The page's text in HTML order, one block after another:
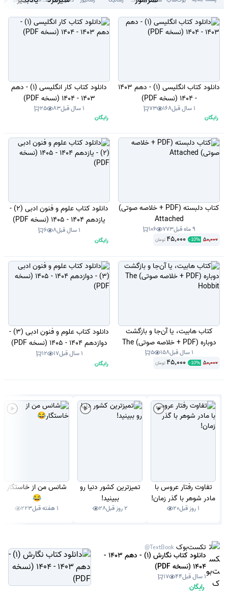
دانلود کتاب انگلیسی (1) - دهم 1403
- 1404 (نسخه PDF)
1 سال قبل 168
73
رایگان
دانلود کتاب کار انگلیسی (1) - دهم
1403 - 1404 (نسخه PDF)
1 سال قبل 83
25
رایگان
کتاب دلبسته (PDF + خلاصه صوتی)
Attached
9 ماه قبل 773
106
50,000
-10%
45,000 تومان
دانلود کتاب علوم و فنون ادبی (2) -
یازدهم 1404 - 1405 (نسخه PDF)
1 سال قبل 8
6
رایگان
کتاب هابیت، یا آن‌جا و بازگشت
دوباره (PDF + خلاصه صوتی) The
Hobbit
1 سال قبل 158
5
50,000
-10%
45,000 تومان
دانلود کتاب علوم و فنون ادبی (3) -
دوازدهم 1404 - 1405 (نسخه PDF)
1 سال قبل 17
12
رایگان
تفاوت رفتار عروس با
مادر شوهر با گذر زمان!
1 روز قبل 20
تمیزترین کشور دنیا رو
ببینید!
2 روز قبل 28
شانس من از خاستگار
😂
1 هفته قبل 223
تکست‌بوک @TextBook
دانلود کتاب نگارش (1) - دهم 1403 -
1404 (نسخه PDF)
1 سال قبل 44
17
رایگان